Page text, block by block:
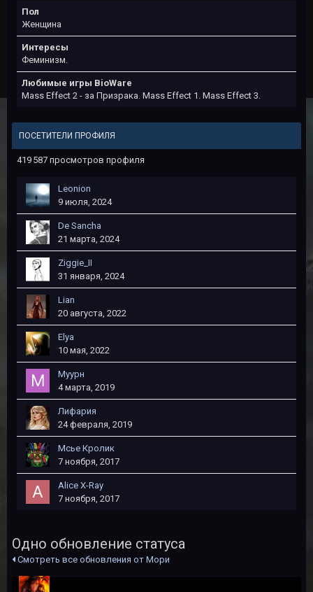
Пол
Женщина
Интересы
Феминизм.
Любимые игры BioWare
Mass Effect 2 - за Призрака. Mass Effect 1. Mass Effect 3.
ПОСЕТИТЕЛИ ПРОФИЛЯ
419 587 просмотров профиля
Leonion
9 июля, 2024
De Sancha
21 марта, 2024
Ziggie_II
31 января, 2024
Lian
20 августа, 2022
Elya
10 мая, 2022
Муурн
4 марта, 2019
Лифария
24 февраля, 2019
Мсье Кролик
7 ноября, 2017
Alice X-Ray
7 ноября, 2017
Одно обновление статуса
Смотреть все обновления от Мори